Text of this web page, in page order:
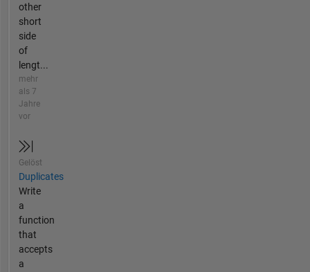
other
short
side
of
lengt...
mehr
als 7
Jahre
vor
Gelöst
Duplicates
Write
a
function
that
accepts
a